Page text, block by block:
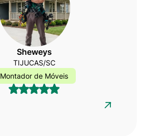
Sheweys
TIJUCAS/SC
Montador de Móveis